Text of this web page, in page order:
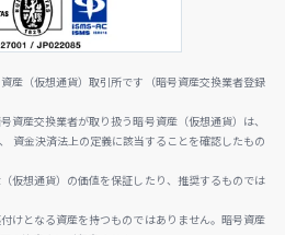
産（仮想通貨）取引所です（暗号資産交換業者登録
資産交換業者が取り扱う暗号資産（仮想通貨）は、
資金決済法上の定義に該当することを確認したもの
仮想通貨）の価値を保証したり、推奨するものでは
けとなる資産を持つものではありません。暗号資産